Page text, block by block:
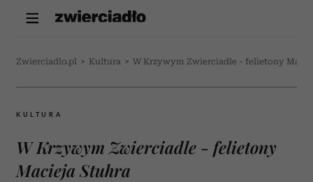
Zwierciadlo.pl > Kultura > W Krzywym Zwierciadle - felietony
KULTURA
W Krzywym Zwierciadle - felietony
Macieja Stuhra